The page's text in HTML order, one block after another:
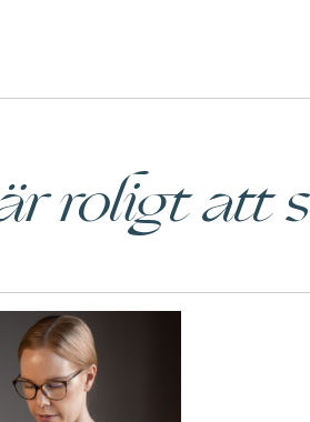
roligt att